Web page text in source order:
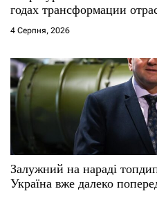
годах трансформации
4 Серпня, 2026
Залужний на нараді
Україна вже далеко